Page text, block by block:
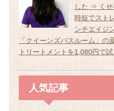
した ⇒ くせ
時短でスト
ンチエイジ
「クイーンズバスルーム」の
トリートメントを1,080円で
人気記事